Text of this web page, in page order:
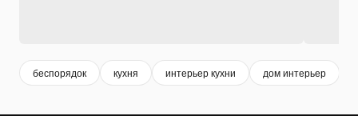
беспорядок кухня интерьер кухни дом интерьер